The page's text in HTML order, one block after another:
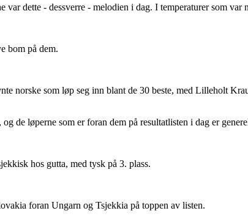
var dette - dessverre - melodien i dag. I temperaturer som var
bom på dem.
norske som løp seg inn blant de 30 beste, med Lilleholt
de løperne som er foran dem på resultatlisten i dag er
hos gutta, med tysk på 3. plass.
foran Ungarn og Tsjekkia på toppen av listen.